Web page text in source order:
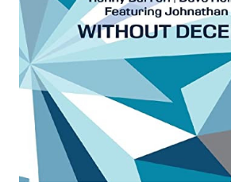
nombre por el que Broadbent muestre
Richard Rodgers. Rodgers y su segundo
Oscar Hammerstein II , formaron uno de
relevantes en la composición de teatro
obra fue básica para la ampliación del
estándares de jazz. En su legado (
Pacific, El Re...